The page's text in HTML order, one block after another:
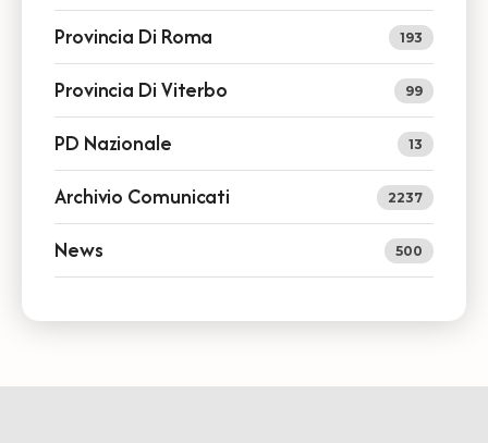
Provincia Di Roma 193
Provincia Di Viterbo 99
PD Nazionale 13
Archivio Comunicati 2237
News 500